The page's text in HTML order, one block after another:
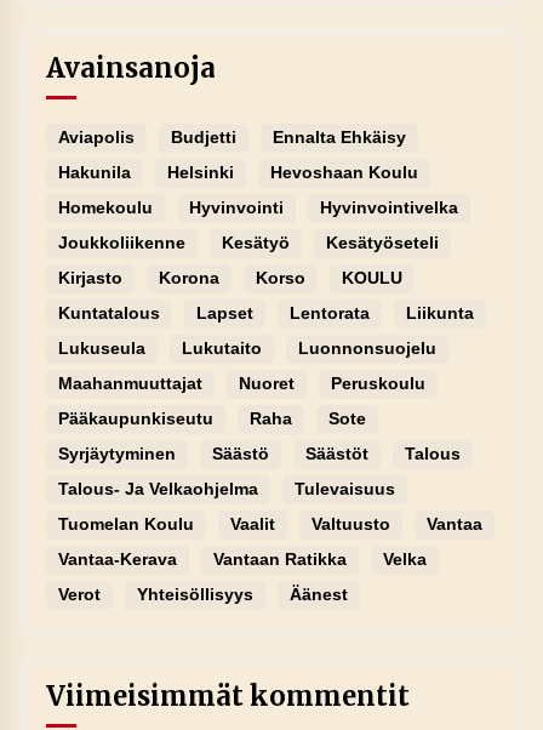
Avainsanoja
Aviapolis Budjetti
Ennalta Ehkäisy
Hakunila
Helsinki
Hevoshaan Koulu
Homekoulu
Hyvinvointi
Hyvinvointivelka
Joukkoliikenne
Kesätyö
Kesätyöseteli
Kirjasto
Korona Korso
KOULU
Kuntatalous
Lapset Lentorata
Liikunta
Lukuseula
Lukutaito
Luonnonsuojelu
Maahanmuuttajat
Nuoret
Peruskoulu
Pääkaupunkiseutu
Raha
Sote
Syrjäytyminen
Säästö Säästöt
Talous
Talous- Ja Velkaohjelma
Tulevaisuus
Tuomelan Koulu
Vaalit Valtuusto
Vantaa
Vantaa-Kerava
Vantaan Ratikka
Velka
Verot
Yhteisöllisyys Äänest
Viimeisimmät kommentit